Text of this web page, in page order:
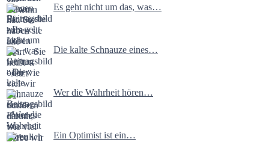
Es geht nicht um das, was…
Die kalte Schnauze eines…
Wer die Wahrheit hören…
Ein Optimist ist ein…